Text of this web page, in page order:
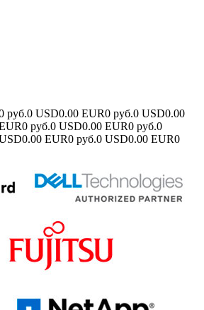
руб.0 USD0.00 EUR0 руб.0 USD0.00
0 руб.0 USD0.00 EUR0 руб.0
0.00 EUR0 руб.0 USD0.00 EUR0